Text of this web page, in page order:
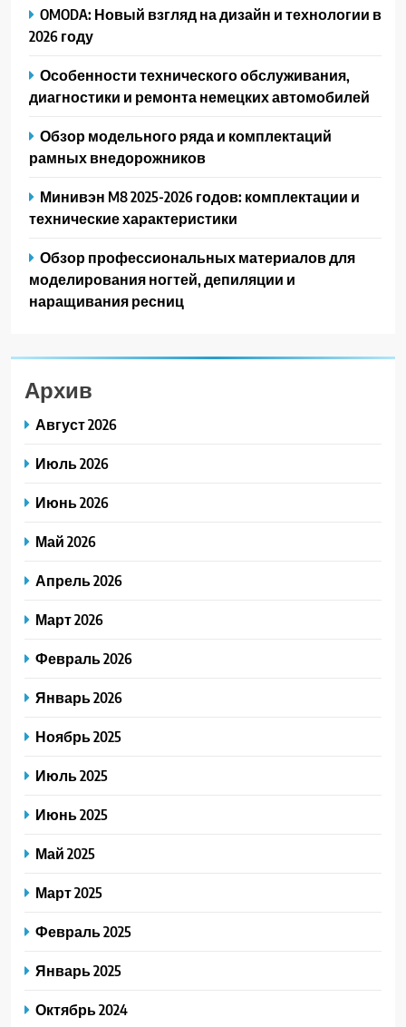
OMODA: Новый взгляд на дизайн и технологии в
2026 году
Особенности технического обслуживания,
диагностики и ремонта немецких автомобилей
Обзор модельного ряда и комплектаций
рамных внедорожников
Минивэн M8 2025-2026 годов: комплектации и
технические характеристики
Обзор профессиональных материалов для
моделирования ногтей, депиляции и
наращивания ресниц
Архив
Август 2026
Июль 2026
Июнь 2026
Май 2026
Апрель 2026
Март 2026
Февраль 2026
Январь 2026
Ноябрь 2025
Июль 2025
Июнь 2025
Май 2025
Март 2025
Февраль 2025
Январь 2025
Октябрь 2024